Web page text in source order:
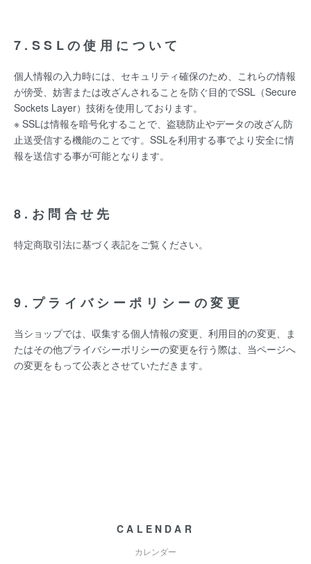
7.SSLの使用について
個人情報の入力時には、セキュリティ確保のため、これらの情報
が傍受、妨害または改ざんされることを防ぐ目的でSSL（Secure
Sockets Layer）技術を使用しております。
※ SSLは情報を暗号化することで、盗聴防止やデータの改ざん防
止送受信する機能のことです。SSLを利用する事でより安全に情
報を送信する事が可能となります。
8.お問合せ先
特定商取引法に基づく表記をご覧ください。
9.プライバシーポリシーの変更
当ショップでは、収集する個人情報の変更、利用目的の変更、ま
たはその他プライバシーポリシーの変更を行う際は、当ページへ
の変更をもって公表とさせていただきます。
CALENDAR
カレンダー